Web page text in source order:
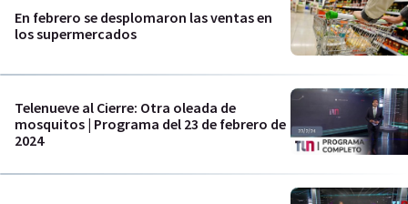
En febrero se desplomaron las ventas en
los supermercados
Telenueve al Cierre: Otra oleada de
mosquitos | Programa del 23 de febrero de
2024